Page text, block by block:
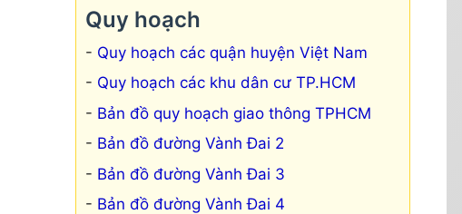
Quy hoạch
Quy hoạch các quận huyện Việt Nam
Quy hoạch các khu dân cư TP.HCM
Bản đồ quy hoạch giao thông TPHCM
Bản đồ đường Vành Đai 2
Bản đồ đường Vành Đai 3
Bản đồ đường Vành Đai 4